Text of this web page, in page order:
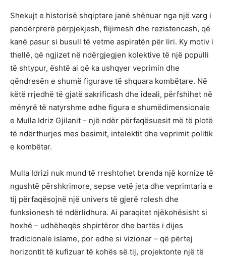
Shekujt e historisë shqiptare janë shënuar nga një varg i
pandërprerë përpjekjesh, flijimesh dhe rezistencash, që
kanë pasur si busull të vetme aspiratën për liri. Ky motiv i
thellë, që ngjizet në ndërgjegjen kolektive të një populli
të shtypur, është ai që ka ushqyer veprimin dhe
qëndresën e shumë figurave të shquara kombëtare. Në
këtë rrjedhë të gjatë sakrificash dhe ideali, përfshihet në
mënyrë të natyrshme edhe figura e shumëdimensionale
e Mulla Idriz Gjilanit – një ndër përfaqësuesit më të plotë
të ndërthurjes mes besimit, intelektit dhe veprimit politik
e kombëtar.
Mulla Idrizi nuk mund të rreshtohet brenda një kornize të
ngushtë përshkrimore, sepse vetë jeta dhe veprimtaria e
tij përfaqësojnë një univers të gjerë rolesh dhe
funksionesh të ndërlidhura. Ai paraqitet njëkohësisht si
hoxhë – udhëheqës shpirtëror dhe bartës i dijes
tradicionale islame, por edhe si vizionar – që përtej
horizontit të kufizuar të kohës së tij, projektonte një të